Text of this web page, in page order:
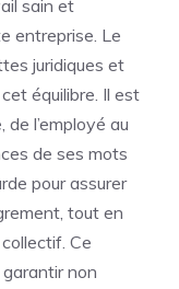
sain et
entreprise. Le
juridiques et
équilibre. Il est
de l’employé au
de ses mots
pour assurer
tout en
Ce
non